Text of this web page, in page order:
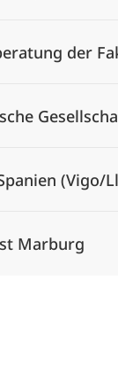
der
(Vigo/
Marburg